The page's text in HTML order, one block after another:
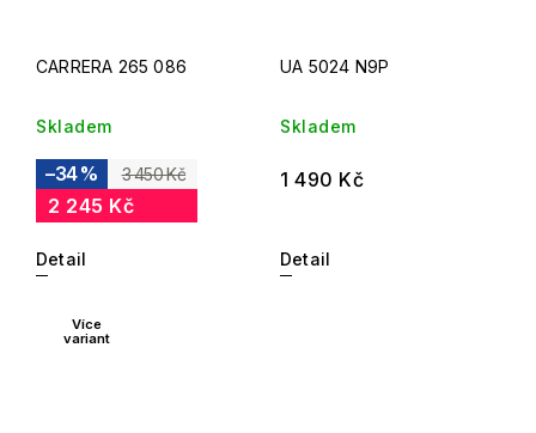
CARRERA 265 086
Skladem
3 450 Kč
–34 %
2 245 Kč
Detail
UA 5024 N9P
Skladem
1 490 Kč
Detail
Více
variant